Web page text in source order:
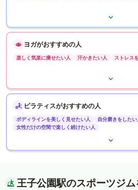
ヨガがおすすめの人
楽しく気楽に痩せたい人 汗かきたい人 ストレス
ピラティスがおすすめの人
ボディラインを美しく見せたい人
自分磨きをしたい
女性だけの空間で楽しく続けたい人
王子公園駅のスポーツジ